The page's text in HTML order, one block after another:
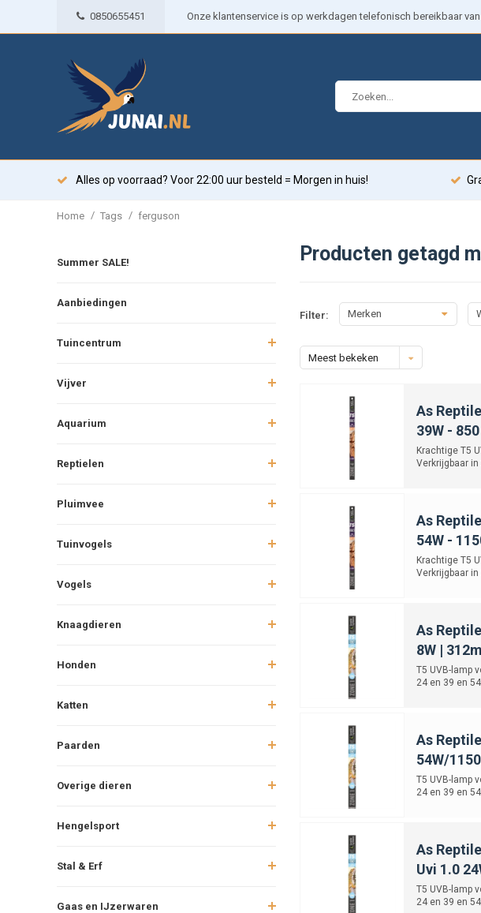
0850655451 Onze klantenservice is op werkdagen telefonisch bereikbaar van
Alles op voorraad? Voor 22:00 uur besteld = Morgen in huis!
Home / Tags / ferguson
Summer SALE!
Aanbiedingen
Tuincentrum
Vijver
Aquarium
Reptielen
Pluimvee
Tuinvogels
Vogels
Knaagdieren
Honden
Katten
Paarden
Overige dieren
Hengelsport
Stal & Erf
Gaas en IJzerwaren
Producten getagd
Filter: Merken
Meest bekeken
As
39W -
Krachtige T5
Verkrijgbaar
As
54W -
Krachtige T5
Verkrijgbaar
As
8W |
T5 UVB-lamp
24 en 39 en
As
54W/
T5 UVB-lamp
24 en 39 en
As
Uvi 1.0
T5 UVB-lamp
24 en 39 en